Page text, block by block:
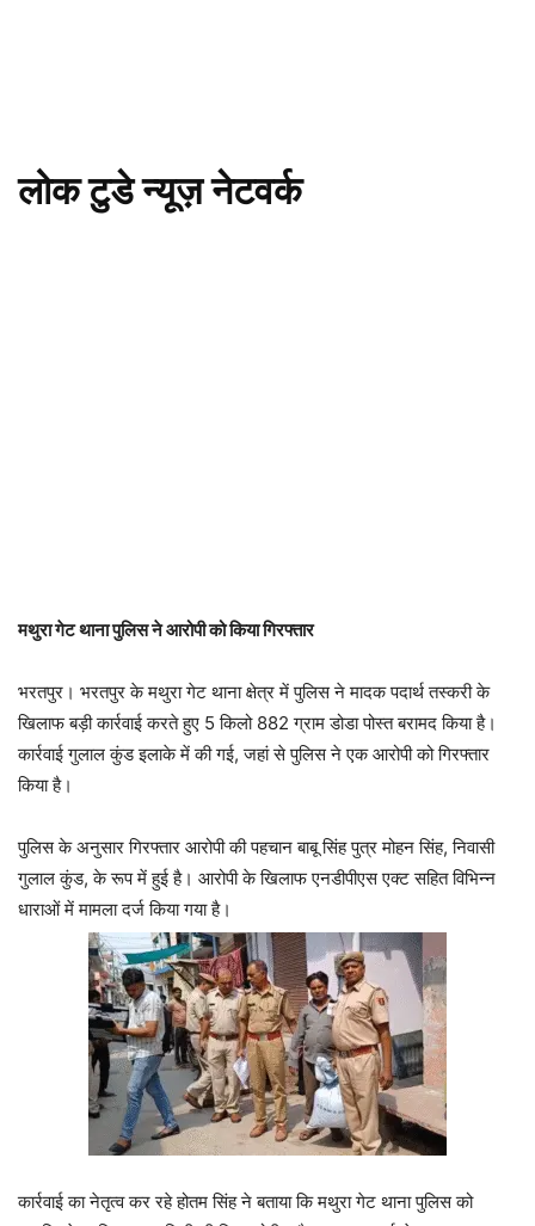
लोक टुडे न्यूज़ नेटवर्क
मथुरा गेट थाना पुलिस ने आरोपी को किया गिरफ्तार
भरतपुर। भरतपुरकेमथुरा गेट थानाक्षेत्र में पुलिस ने मादक पदार्थ तस्करी के
खिलाफ बड़ी कार्रवाई करते हुए 5 किलो 882 ग्राम डोडा पोस्त बरामद किया है।
कार्रवाई गुलाल कुंड इलाके में की गई, जहां से पुलिस ने एक आरोपी को गिरफ्तार
किया है।
पुलिस के अनुसार गिरफ्तार आरोपी की पहचानबाबू सिंहपुत्र मोहन सिंह, निवासी
गुलाल कुंड, के रूप में हुई है। आरोपी के खिलाफएनडीपीएस एक्टसहित विभिन्न
धाराओं में मामला दर्ज किया गया है।
कार्रवाई का नेतृत्व कर रहेहोतम सिंहने बताया कि मथुरा गेट थाना पुलिस को